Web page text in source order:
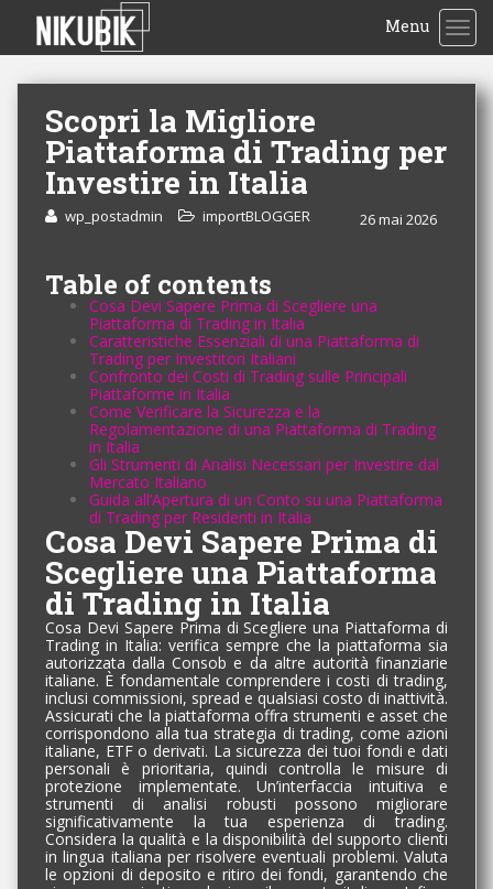
Menu
Scopri la Migliore
Piattaforma di Trading per
Investire in Italia
26 mai 2026
wp_postadmin importBLOGGER
Table of contents
Cosa Devi Sapere Prima di Scegliere una
Piattaforma di Trading in Italia
Caratteristiche Essenziali di una Piattaforma di
Trading per Investitori Italiani
Confronto dei Costi di Trading sulle Principali
Piattaforme in Italia
Come Verificare la Sicurezza e la
Regolamentazione di una Piattaforma di Trading
in Italia
Gli Strumenti di Analisi Necessari per Investire dal
Mercato Italiano
Guida all’Apertura di un Conto su una Piattaforma
di Trading per Residenti in Italia
Cosa Devi Sapere Prima di
Scegliere una Piattaforma
di Trading in Italia
Cosa Devi Sapere Prima di Scegliere una Piattaforma di
Trading in Italia: verifica sempre che la piattaforma sia
autorizzata dalla Consob e da altre autorità finanziarie
italiane. È fondamentale comprendere i costi di trading,
inclusi commissioni, spread e qualsiasi costo di inattività.
Assicurati che la piattaforma offra strumenti e asset che
corrispondono alla tua strategia di trading, come azioni
italiane, ETF o derivati. La sicurezza dei tuoi fondi e dati
personali è prioritaria, quindi controlla le misure di
protezione implementate. Un’interfaccia intuitiva e
strumenti di analisi robusti possono migliorare
significativamente la tua esperienza di trading.
Considera la qualità e la disponibilità del supporto clienti
in lingua italiana per risolvere eventuali problemi. Valuta
le opzioni di deposito e ritiro dei fondi, garantendo che